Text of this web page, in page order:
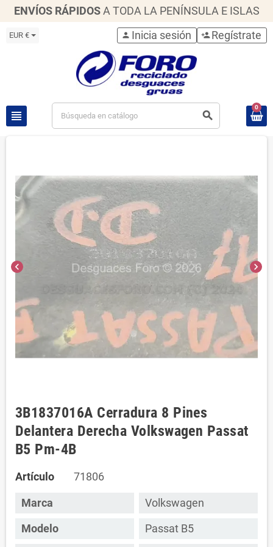
ENVÍOS RÁPIDOS A TODA LA PENÍNSULA E ISLAS
EUR €
view_headline search
person Inicia sesión person_add Regístrate
0
chevron_left chevron_right
3B1837016A Cerradura 8 Pines
Delantera Derecha Volkswagen Passat
B5 Pm-4B
Artículo 71806
Marca
Volkswagen
Modelo
Passat B5